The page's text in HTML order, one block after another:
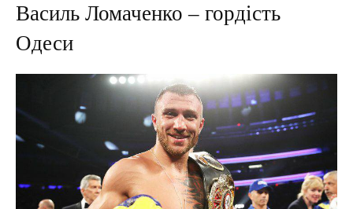
Василь Ломаченко – гордість
Одеси